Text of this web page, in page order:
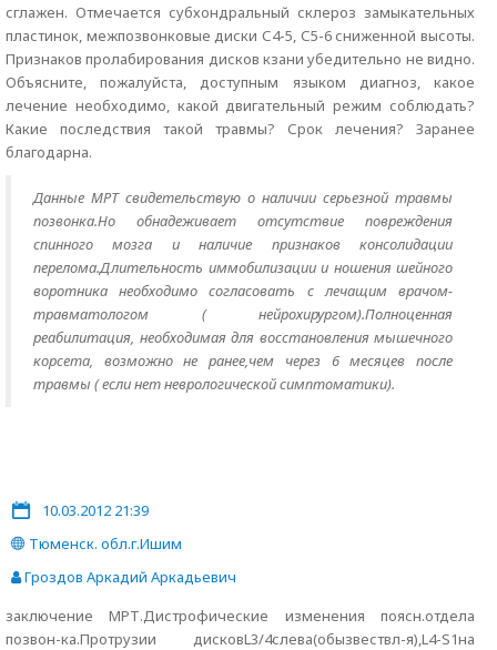
сглажен. Отмечается субхондральный склероз замыкательных
пластинок, межпозвонковые диски С4-5, С5-6 сниженной высоты.
Признаков пролабирования дисков кзани убедительно не видно.
Объясните, пожалуйста, доступным языком диагноз, какое
лечение необходимо, какой двигательный режим соблюдать?
Какие последствия такой травмы? Срок лечения? Заранее
благодарна.
Данные МРТ свидетельствую о наличии серьезной травмы
позвонка.Но обнадеживает отсутствие повреждения
спинного мозга и наличие признаков консолидации
перелома.Длительность иммобилизации и ношения шейного
воротника необходимо согласовать с лечащим врачом-
травматологом ( нейрохирургом).Полноценная
реабилитация, необходимая для восстановления мышечного
корсета, возможно не ранее,чем через 6 месяцев после
травмы ( если нет неврологической симптоматики).
10.03.2012 21:39
Тюменск. обл.г.Ишим
Гроздов Аркадий Аркадьевич
заключение МРТ.Дистрофические изменения поясн.отдела
позвон-ка.Протрузии дисковL3/4слева(обызвествл-я),L4-S1на